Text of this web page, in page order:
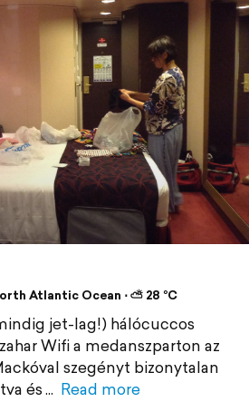
Atlantic Ocean ⋅ ⛅ 28 °C
jet-lag!) hálócuccos
Wifi a medanszparton az
szegényt bizonytalan
és
Read more